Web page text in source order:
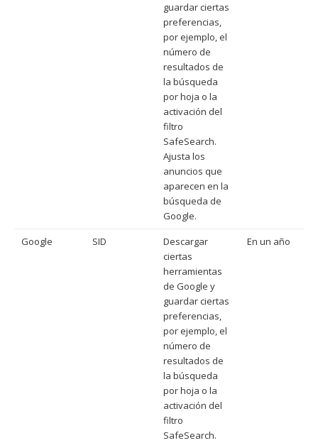
guardar ciertas
preferencias,
por ejemplo, el
número de
resultados de
la búsqueda
por hoja o la
activación del
filtro
SafeSearch.
Ajusta los
anuncios que
aparecen en la
búsqueda de
Google.
Google SID
Descargar
ciertas
herramientas
de Google y
guardar ciertas
preferencias,
por ejemplo, el
número de
resultados de
la búsqueda
por hoja o la
activación del
filtro
SafeSearch.
En un año